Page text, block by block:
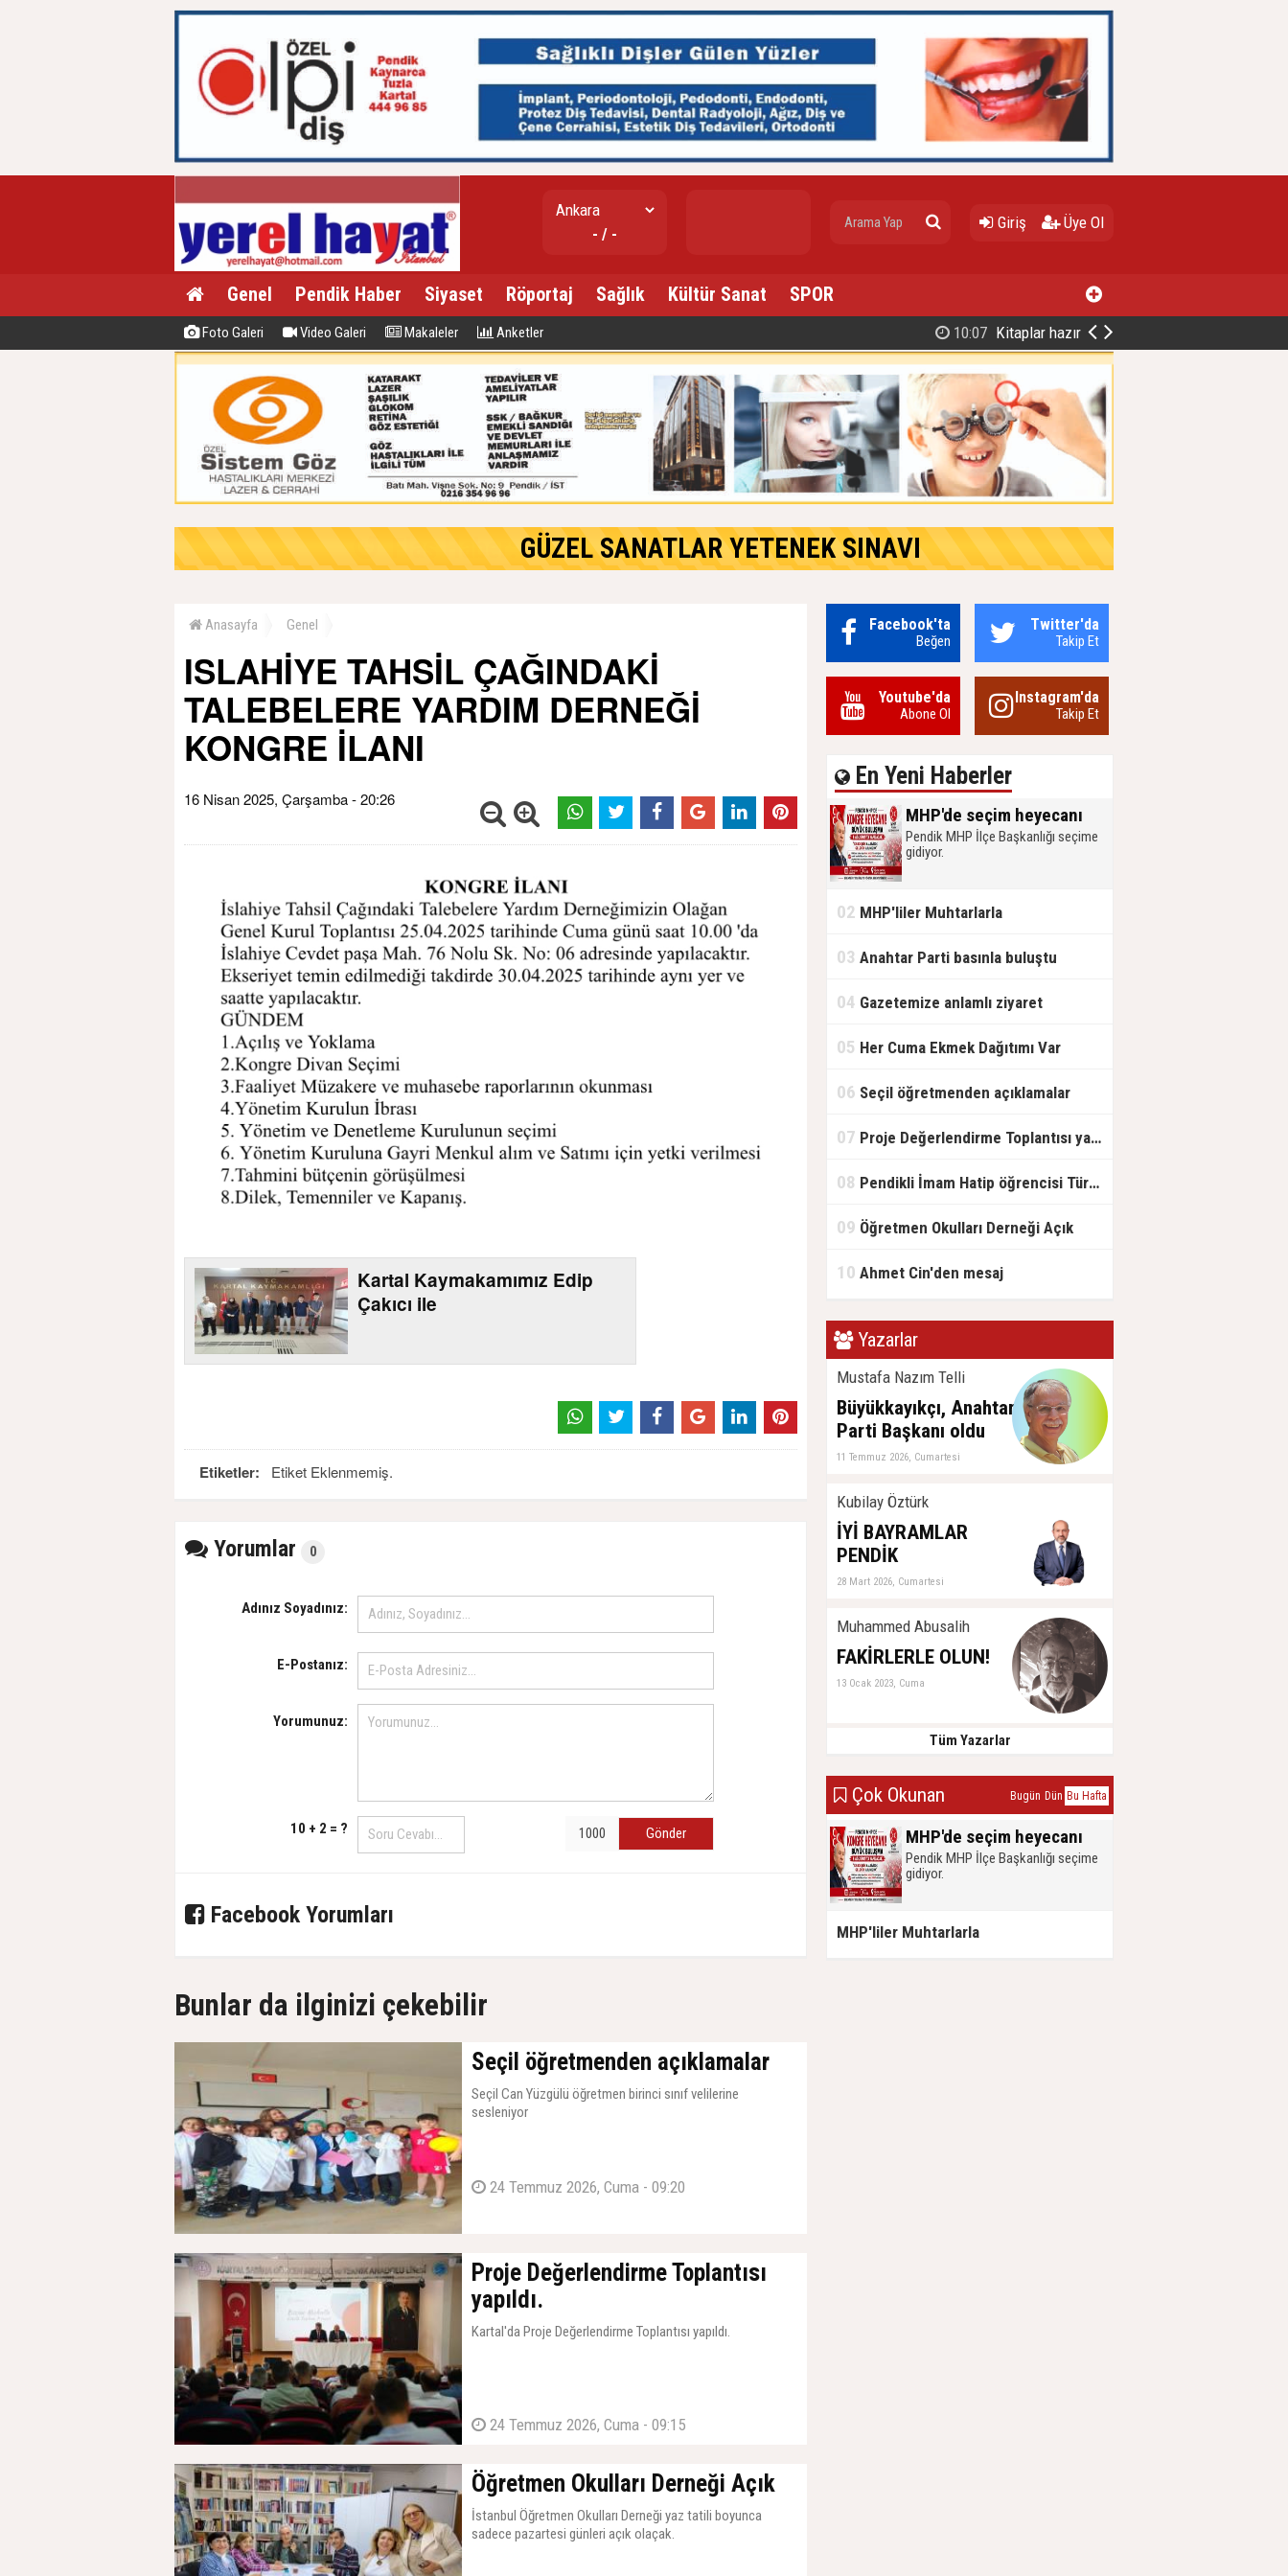
- / -
Giriş Üye Ol
Genel Pendik Haber Siyaset Röportaj Sağlık Kültür Sanat SPOR
Foto Galeri Video Galeri Makaleler Anketler 10:07 Kitaplar hazır
Flaş Haber:GÜZEL SANATLAR YETENEK SINAVI
Anasayfa Genel
ISLAHİYE TAHSİL ÇAĞINDAKİ
TALEBELERE YARDIM DERNEĞİ
KONGRE İLANI
16 Nisan 2025, Çarşamba - 20:26
Kartal Kaymakamımız Edip
Çakıcı ile
Etiketler: Etiket Eklenmemiş.
Yorumlar 0
Adınız Soyadınız:
E-Postanız:
Yorumunuz:
10 + 2 = ? Gönder
Facebook Yorumları
Bunlar da ilginizi çekebilir
Seçil öğretmenden açıklamalar
Seçil Can Yüzgülü öğretmen birinci sınıf velilerine
sesleniyor
24 Temmuz 2026, Cuma - 09:20
Proje Değerlendirme Toplantısı
yapıldı.
Kartal'da Proje Değerlendirme Toplantısı yapıldı.
24 Temmuz 2026, Cuma - 09:15
Öğretmen Okulları Derneği Açık
İstanbul Öğretmen Okulları Derneği yaz tatili boyunca
sadece pazartesi günleri açık olaçak.
Facebook'ta
Beğen
Twitter'da
Takip Et
Youtube'da
Abone Ol
Instagram'da
Takip Et
En Yeni Haberler
MHP'de seçim heyecanı
Pendik MHP İlçe Başkanlığı seçime
gidiyor.
02 MHP'liler Muhtarlarla
03 Anahtar Parti basınla buluştu
04 Gazetemize anlamlı ziyaret
05 Her Cuma Ekmek Dağıtımı Var
06 Seçil öğretmenden açıklamalar
07 Proje Değerlendirme Toplantısı yapıldı.
08 Pendikli İmam Hatip öğrencisi Türkiye Birincisi
09 Öğretmen Okulları Derneği Açık
10 Ahmet Cin'den mesaj
Yazarlar
Mustafa Nazım Telli
Büyükkayıkçı, Anahtar
Parti Başkanı oldu
11 Temmuz 2026, Cumartesi
Kubilay Öztürk
İYİ BAYRAMLAR
PENDİK
28 Mart 2026, Cumartesi
Muhammed Abusalih
FAKİRLERLE OLUN!
13 Ocak 2023, Cuma
Tüm Yazarlar
Çok Okunan Bugün Dün Bu Hafta
MHP'de seçim heyecanı
Pendik MHP İlçe Başkanlığı seçime
gidiyor.
MHP'liler Muhtarlarla